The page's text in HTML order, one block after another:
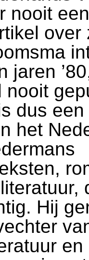
nooit een
over
jaren
nooit
dus
het
Hij
en